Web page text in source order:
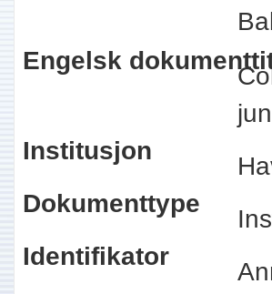
Engelsk
Institusjon
Dokumenttype
Identifikator